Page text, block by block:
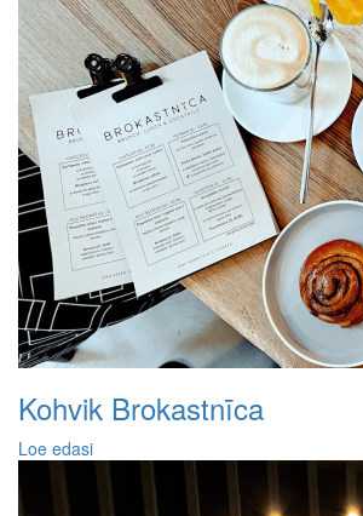
Kohvik Brokastnīca
Loe edasi